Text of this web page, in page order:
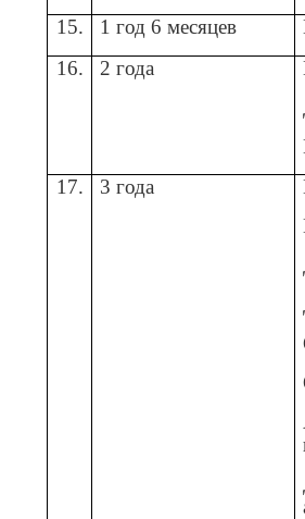
15.
1 год 6 месяцев
16.
2 года
17.
3 года